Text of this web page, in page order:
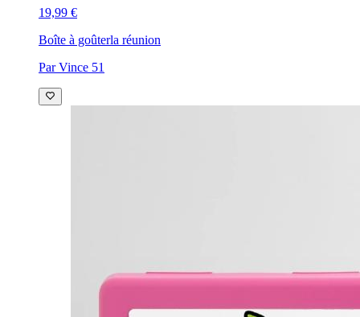
19,99 €
Boîte à goûterla réunion
Par Vince 51